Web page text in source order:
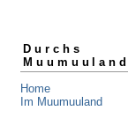
Durchs
Muumuuland
Home
Im Muumuuland